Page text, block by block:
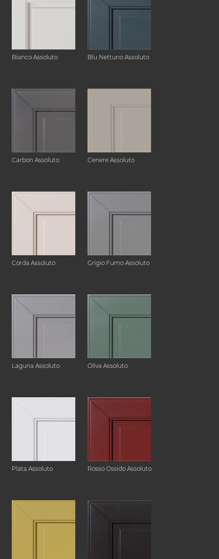
Bianco Assoluto Blu Nettuno Assoluto
Carbon Assoluto Cenere Assoluto
Corda Assoluto Grigio Fumo Assoluto
Laguna Assoluto Oliva Assoluto
Plata Assoluto Rosso Ossido Assoluto